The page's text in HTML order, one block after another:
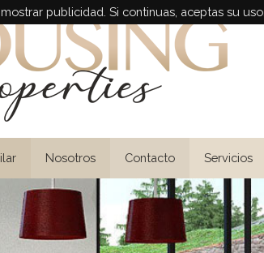
publicidad. Si continuas, aceptas su uso.
Nosotros Contacto Servicios